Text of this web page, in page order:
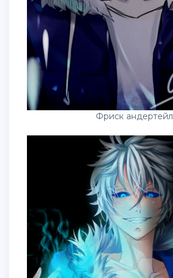
Фриск андертейл